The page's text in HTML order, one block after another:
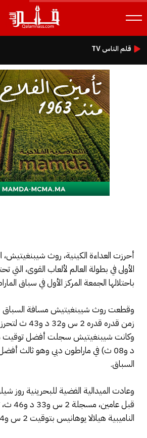
قلم الناس TV
أحرزت العداءة الكينية، روث شيبنغيتيش،
الأولى في بطولة العالم لألعاب القوى، التي
باحتلالها الجمعة المركز الأول في سباق
زمن قدره قدره
د و08 ث) في ماراطون دبي وهو ثالث
السباق.
وعادت الميدالية الفضية للبحرينية روز
قبل
الناميبية هيلالا يوهانيس بتوقيت 2 س و34 د و15 ث.